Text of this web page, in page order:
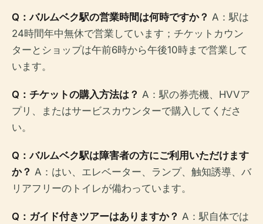
Q：バルムベク駅の営業時間は何時ですか？ A：駅は
24時間年中無休で営業しています；チケットカウン
ターとショップは午前6時から午後10時まで営業して
います。
Q：チケットの購入方法は？ A：駅の券売機、HVVア
プリ、またはサービスカウンターで購入してくださ
い。
Q：バルムベク駅は障害者の方にご利用いただけます
か？ A：はい、エレベーター、ランプ、触知誘導、バ
リアフリーのトイレが備わっています。
Q：ガイド付きツアーはありますか？ A：駅自体では